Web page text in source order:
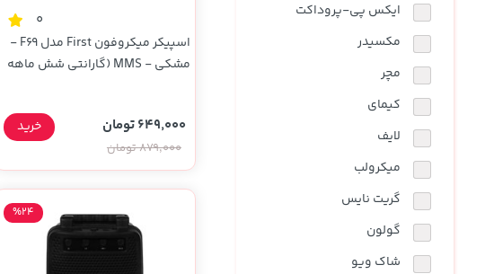
ایکس پی-پروداکت
مکسیدر
مچر
کیمای
لایف
میکرولب
گریت نایس
گولون
شاک ویو
0
اسپیکر میکروفون First مدل F69 -
مشکی - MMS (گارانتی شش ماهه
649,000 تومان
879,000 تومان
خرید
%24